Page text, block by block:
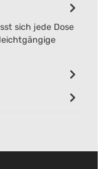
sich jede Dose